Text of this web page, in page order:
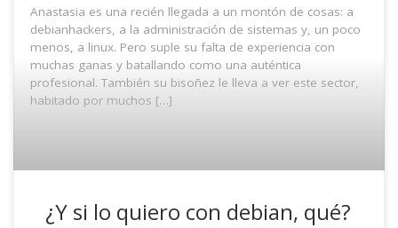
Anastasia es una recién llegada a un montón de cosas: a
debianhackers, a la administración de sistemas y, un poco
menos, a linux. Pero suple su falta de experiencia con
muchas ganas y batallando como una auténtica
profesional. También su bisoñez le lleva a ver este sector,
habitado por muchos […]
¿Y si lo quiero con debian, qué?